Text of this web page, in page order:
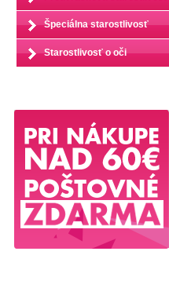
Špeciálna starostlivosť
Starostlivosť o oči